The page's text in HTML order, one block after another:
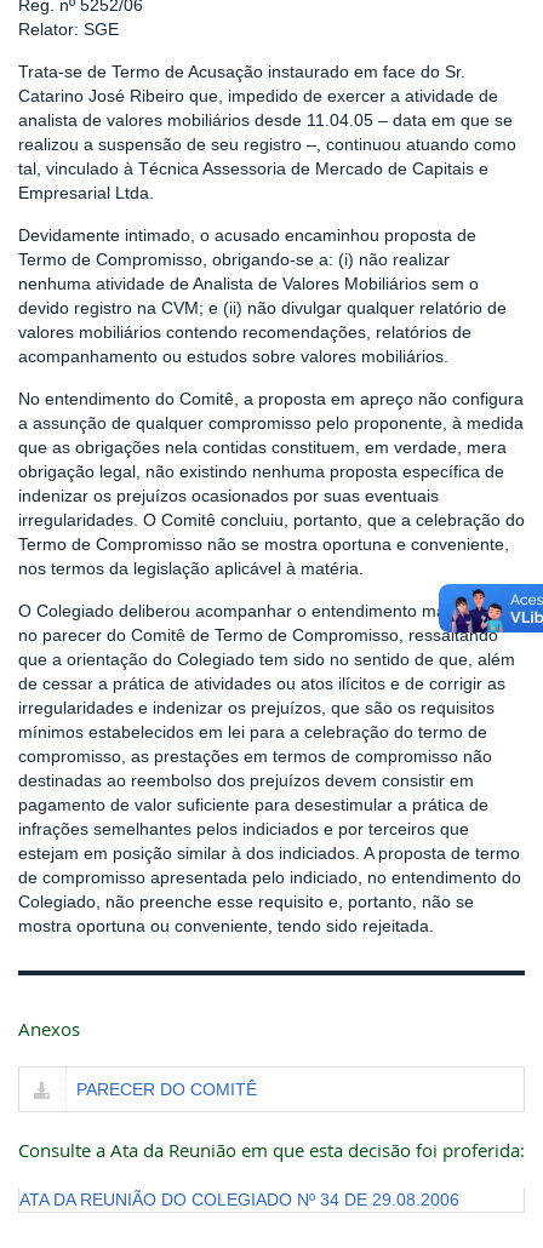
Reg. nº 5252/06
Relator: SGE
Trata-se de Termo de Acusação instaurado em face do Sr.
Catarino José Ribeiro que, impedido de exercer a atividade de
analista de valores mobiliários desde 11.04.05 – data em que se
realizou a suspensão de seu registro –, continuou atuando como
tal, vinculado à Técnica Assessoria de Mercado de Capitais e
Empresarial Ltda.
Devidamente intimado, o acusado encaminhou proposta de
Termo de Compromisso, obrigando-se a: (i) não realizar
nenhuma atividade de Analista de Valores Mobiliários sem o
devido registro na CVM; e (ii) não divulgar qualquer relatório de
valores mobiliários contendo recomendações, relatórios de
acompanhamento ou estudos sobre valores mobiliários.
No entendimento do Comitê, a proposta em apreço não configura
a assunção de qualquer compromisso pelo proponente, à medida
que as obrigações nela contidas constituem, em verdade, mera
obrigação legal, não existindo nenhuma proposta específica de
indenizar os prejuízos ocasionados por suas eventuais
irregularidades. O Comitê concluiu, portanto, que a celebração do
Termo de Compromisso não se mostra oportuna e conveniente,
nos termos da legislação aplicável à matéria.
O Colegiado deliberou acompanhar o entendimento manifestado
no parecer do Comitê de Termo de Compromisso, ressaltando
que a orientação do Colegiado tem sido no sentido de que, além
de cessar a prática de atividades ou atos ilícitos e de corrigir as
irregularidades e indenizar os prejuízos, que são os requisitos
mínimos estabelecidos em lei para a celebração do termo de
compromisso, as prestações em termos de compromisso não
destinadas ao reembolso dos prejuízos devem consistir em
pagamento de valor suficiente para desestimular a prática de
infrações semelhantes pelos indiciados e por terceiros que
estejam em posição similar à dos indiciados. A proposta de termo
de compromisso apresentada pelo indiciado, no entendimento do
Colegiado, não preenche esse requisito e, portanto, não se
mostra oportuna ou conveniente, tendo sido rejeitada.
Anexos
PARECER DO COMITÊ
Consulte a Ata da Reunião em que esta decisão foi proferida:
ATA DA REUNIÃO DO COLEGIADO Nº 34 DE 29.08.2006